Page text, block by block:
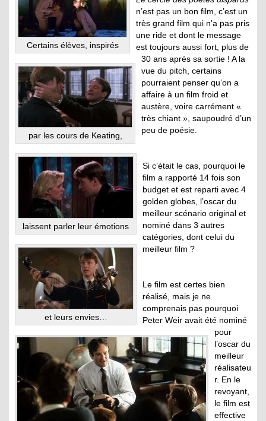
Certains élèves, inspirés
par les cours de Keating,
laissent parler leur émotions
et leurs envies…
n’est pas un bon film, c’est un
très grand film qui n’a pas pris
une ride et dont le message
est toujours aussi fort, plus de
30 ans après sa sortie ! A la
vue du pitch, certains
pourraient penser qu’on a
affaire à un film froid et
austère, voire carrément «
très chiant », saupoudré d’un
peu de poésie.
Si c’était le cas, pourquoi le
film a rapporté 14 fois son
budget et est reparti avec 4
golden globes, l’oscar du
meilleur scénario original et
nominé dans 3 autres
catégories, dont celui du
meilleur film ?
Le film est certes bien
réalisé, mais je ne
comprenais pas pourquoi
Peter Weir avait été nominé
pour
l’oscar du
meilleur
réalisateu
r. En le
revoyant,
le film est
effective